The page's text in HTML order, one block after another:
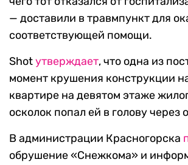
— доставили в травмпункт для
соответствующей помощи.
Shotутверждает, что одна из
момент крушения конструкции
квартире на девятом этаже
осколок попал ей в голову через
В администрации Красногорска
обрушение «Снежкома» и